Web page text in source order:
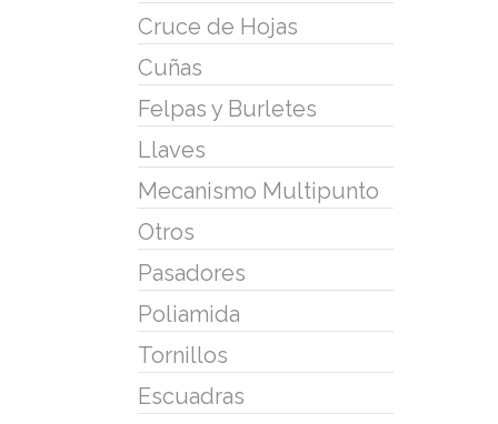
Cruce de Hojas
Cuñas
Felpas y Burletes
Llaves
Mecanismo Multipunto
Otros
Pasadores
Poliamida
Tornillos
Escuadras